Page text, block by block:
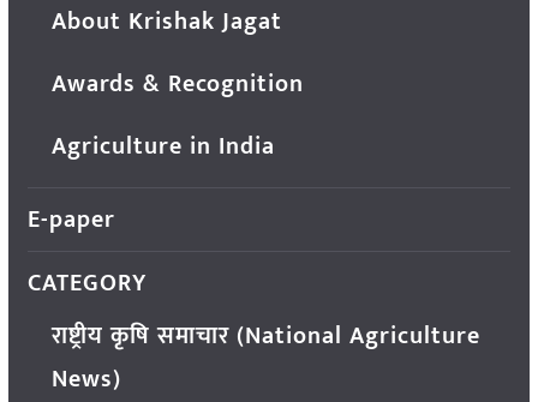
About Krishak Jagat
Awards & Recognition
Agriculture in India
E-paper
CATEGORY
राष्ट्रीय कृषि समाचार (National Agriculture
News)